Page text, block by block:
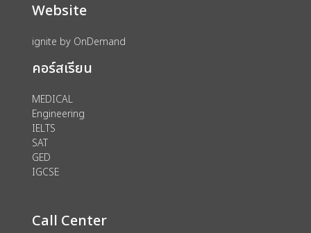
import_contacts วางแผนการเรียน
account_circle เข้าสู่ระบบ
assignment ลงทะเบียน
Website
ignite by OnDemand
คอร์สเรียน
MEDICAL
Engineering
IELTS
SAT
GED
IGCSE
Call Center